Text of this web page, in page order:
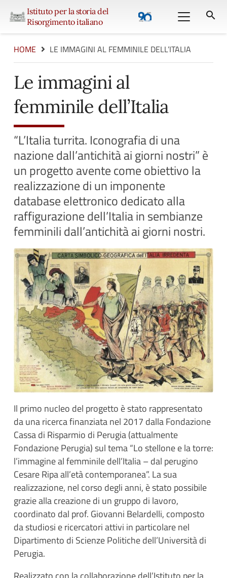
Istituto per la storia del
Risorgimento italiano
search
HOME LE IMMAGINI AL FEMMINILE DELL’ITALIA
Le immagini al
femminile dell’Italia
“L’Italia turrita. Iconografia di una
nazione dall’antichità ai giorni nostri” è
un progetto avente come obiettivo la
realizzazione di un imponente
database elettronico dedicato alla
raffigurazione dell’Italia in sembianze
femminili dall’antichità ai giorni nostri.
Il primo nucleo del progetto è stato rappresentato
da una ricerca finanziata nel 2017 dalla Fondazione
Cassa di Risparmio di Perugia (attualmente
Fondazione Perugia) sul tema “Lo stellone e la torre:
l’immagine al femminile dell’Italia – dal perugino
Cesare Ripa all’età contemporanea”. La sua
realizzazione, nel corso degli anni, è stato possibile
grazie alla creazione di un gruppo di lavoro,
coordinato dal prof. Giovanni Belardelli, composto
da studiosi e ricercatori attivi in particolare nel
Dipartimento di Scienze Politiche dell’Università di
Perugia.